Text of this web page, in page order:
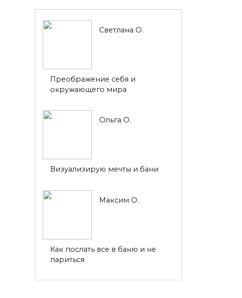
Светлана О.
Преображение себя и
окружающего мира
Ольга О.
Визуализирую мечты и бани
Максим О.
Как послать все в баню и не
париться